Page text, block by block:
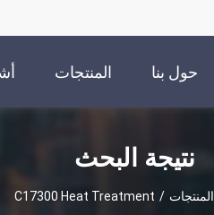
حول بنا المنتجات
نتيجة البحث
المنتجات /
C17300 Heat Treatment